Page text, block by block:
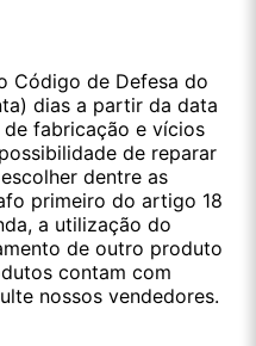
Código de Defesa do
dias a partir da data
fabricação e vícios
de reparar
dentre as
primeiro do artigo 18
a utilização do
de outro produto
contam com
nossos vendedores.